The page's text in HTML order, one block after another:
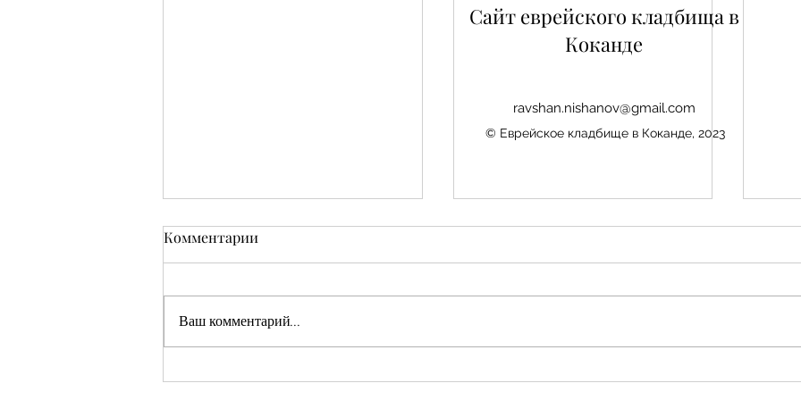
Авезбакиев Эдуард
Комментарии
Ваш комментарий...
Сайт еврейского кладбища в
Коканде
ravshan.nishanov@gmail.com
© Еврейское кладбище в Коканде, 2023